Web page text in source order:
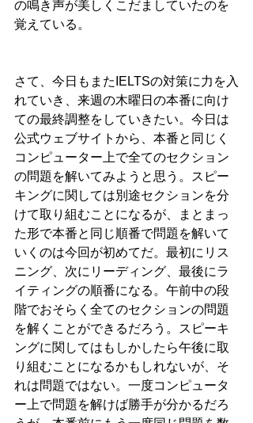
の鳴き声が美しくこだましていたのを
覚えている。
さて、今日もまたIELTSの対策に力を入
れていき、来週の木曜日の本番に向け
ての最終調整をしていきたい。今日は
公式ウェブサイトから、本番と同じく
コンピューター上で全てのセクション
の問題を解いてみようと思う。スピー
キングに関しては別途セクションを分
けて取り組むことになるが、まとまっ
た形で本番と同じ順番で問題を解いて
いくのは今回が初めてだ。最初にリス
ニング、次にリーディング、最後にラ
イティングの順番になる。午前中の段
階でおそらく全てのセクションの問題
を解くことができるだろう。スピーキ
ングに関してはもしかしたら午後に取
り組むことになるかもしれないが、そ
れは問題ではない。一度コンピュータ
ー上で問題を解けば勝手が分かるだろ